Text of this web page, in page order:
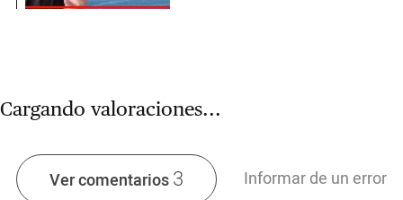
Cargando valoraciones...
Ver comentarios3 Informar de un error